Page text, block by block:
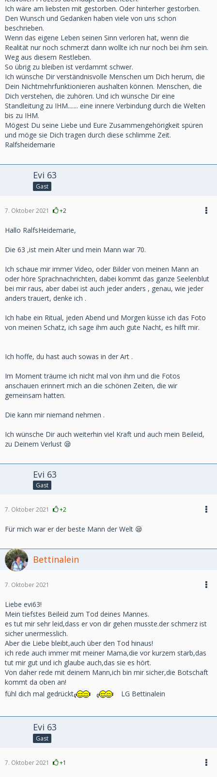
Ich wäre am liebsten mit gestorben. Oder hinterher gestorben.
Den Wunsch und Gedanken haben viele von uns schon
beschrieben.
Wenn das eigene Leben seinen Sinn verloren hat, wenn die
Realität nur noch schmerzt dann wollte ich nur noch bei ihm sein.
Weg aus diesem Restleben.
So übrig zu bleiben ist verdammt schwer.
Ich wünsche Dir verständnisvolle Menschen um Dich herum, die
Dein Nichtmehrfunktionieren aushalten können. Menschen, die
Dich verstehen, die zuhören. Und ich wünsche Dir eine
Standleitung zu IHM....... eine innere Verbindung durch die Welten
bis zu IHM.
Mögest Du seine Liebe und Eure Zusammengehörigkeit spüren
und möge sie Dich tragen durch diese schlimme Zeit.
Ralfsheidemarie
Evi 63
Gast
7. Oktober 2021 +2
Hallo RalfsHeidemarie,
Die 63 ,ist mein Alter und mein Mann war 70.
Ich schaue mir immer Video, oder Bilder von meinen Mann an
oder höre Sprachnachrichten, dabei kommt das ganze Seelenblut
bei mir raus, aber dabei ist auch jeder anders , genau, wie jeder
anders trauert, denke ich .
Ich habe ein Ritual, jeden Abend und Morgen küsse ich das Foto
von meinen Schatz, ich sage ihm auch gute Nacht, es hilft mir.
Ich hoffe, du hast auch sowas in der Art .
Im Moment träume ich nicht mal von ihm und die Fotos
anschauen erinnert mich an die schönen Zeiten, die wir
gemeinsam hatten.
Die kann mir niemand nehmen .
Ich wünsche Dir auch weiterhin viel Kraft und auch mein Beileid,
zu Deinem Verlust 😪
Evi 63
Gast
7. Oktober 2021 +2
Für mich war er der beste Mann der Welt 😪
Bettinalein
7. Oktober 2021
Liebe evi63!
Mein tiefstes Beileid zum Tod deines Mannes.
es tut mir sehr leid,dass er von dir gehen musste.der schmerz ist
sicher unermesslich.
Aber die Liebe bleibt,auch über den Tod hinaus!
ich rede auch immer mit meiner Mama,die vor kurzem starb,das
tut mir gut und ich glaube auch,das sie es hört.
Von daher rede mit deinem Mann,ich bin mir sicher,die Botschaft
kommt da oben an!
fühl dich mal gedrückt
LG Bettinalein
Evi 63
Gast
7. Oktober 2021 +1